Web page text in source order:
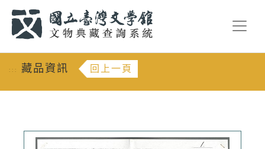
::: 藏品資訊 回上一頁